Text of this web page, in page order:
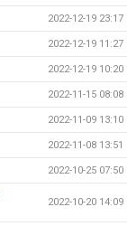
2022-12-19 23:17
2022-12-19 11:27
2022-12-19 10:20
2022-11-15 08:08
2022-11-09 13:10
2022-11-08 13:51
2022-10-25 07:50
2022-10-20 14:09